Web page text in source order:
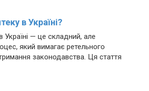
в Україні?
Україні — це складний, але
який вимагає ретельного
законодавства. Ця стаття